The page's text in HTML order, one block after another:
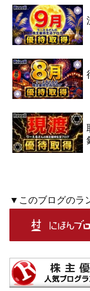
▼このブログのラ